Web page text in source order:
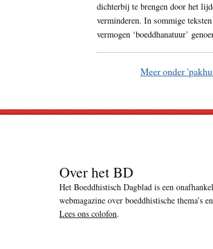
dichterbij te brengen door het
verminderen. In sommige
vermogen ‘boeddhanatuur’
Meer onder
Over het BD
Het Boeddhistisch Dagblad is een
webmagazine over boeddhistische thema’s
Lees ons colofon.